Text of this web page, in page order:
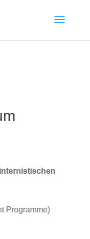
Programme)